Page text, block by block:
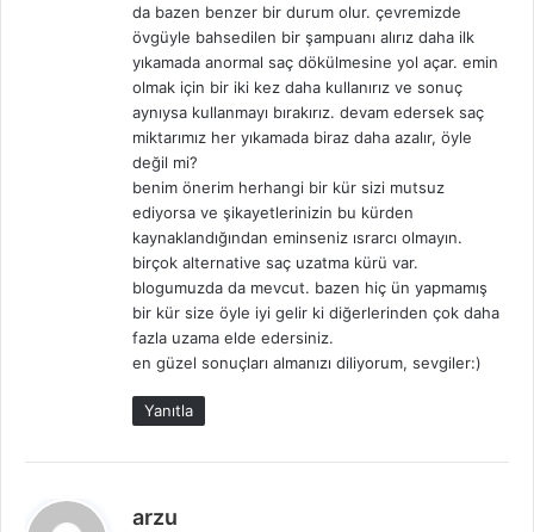
da bazen benzer bir durum olur. çevremizde
övgüyle bahsedilen bir şampuanı alırız daha ilk
yıkamada anormal saç dökülmesine yol açar. emin
olmak için bir iki kez daha kullanırız ve sonuç
aynıysa kullanmayı bırakırız. devam edersek saç
miktarımız her yıkamada biraz daha azalır, öyle
değil mi?
benim önerim herhangi bir kür sizi mutsuz
ediyorsa ve şikayetlerinizin bu kürden
kaynaklandığından eminseniz ısrarcı olmayın.
birçok alternative saç uzatma kürü var.
blogumuzda da mevcut. bazen hiç ün yapmamış
bir kür size öyle iyi gelir ki diğerlerinden çok daha
fazla uzama elde edersiniz.
en güzel sonuçları almanızı diliyorum, sevgiler:)
Yanıtla
arzu